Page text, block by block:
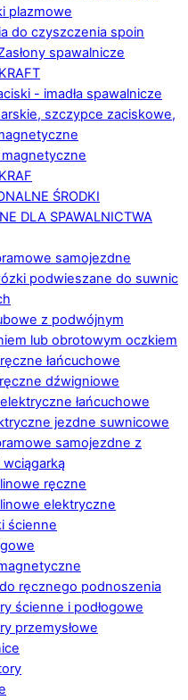
plazmowe
do czyszczenia spoin
spawalnicze
- imadła spawalnicze
szczypce zaciskowe,
ŚRODKI
DLA SPAWALNICTWA
samojezdne
podwieszane do suwnic
z podwójnym
lub obrotowym oczkiem
łańcuchowe
dźwigniowe
łańcuchowe
jezdne suwnicowe
samojezdne z
ręczne
elektryczne
ścienne
ręcznego podnoszenia
ścienne i podłogowe
przemysłowe